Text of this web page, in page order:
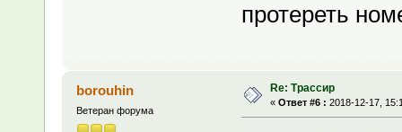
протереть
borouhin
Ветеран форума
Re: Трассир
« Ответ #6 : 2018-12-17,